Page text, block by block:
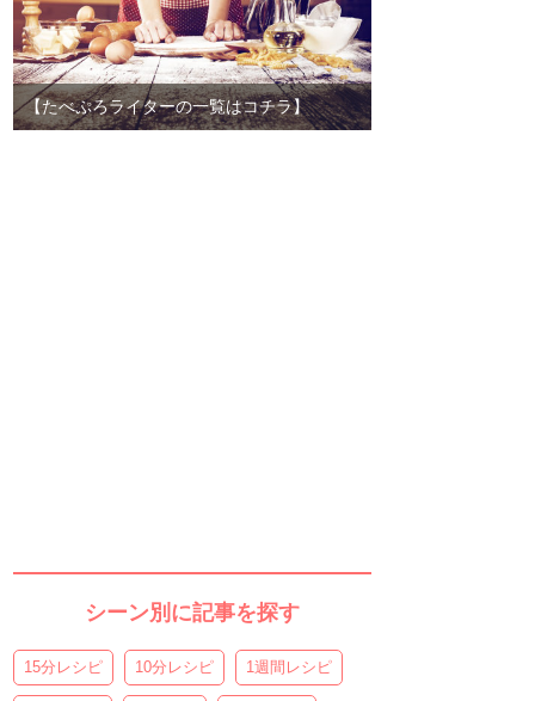
【たべぷろライターの一覧はコチラ】
シーン別に記事を探す
15分レシピ 10分レシピ 1週間レシピ